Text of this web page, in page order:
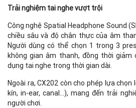
Trải nghiệm tai nghe vượt trội
Công nghệ Spatial Headphone Sound
chiều sâu và độ chân thực của âm
Người dùng có thể chọn 1 trong 3
không gian âm thanh, đồng thời
dụng tai nghe trong thời gian dài.
Ngoài ra, CX202 còn cho phép lựa
kín, in-ear, canal…), mang đến trải
người chơi.